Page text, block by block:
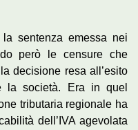
sentenza emessa nei
però le censure che
decisione resa all’esito
la società. Era in quel
tributaria regionale ha
dell’IVA agevolata